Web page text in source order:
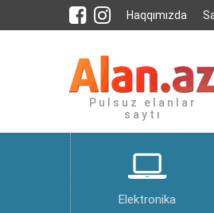
Haqqımızda
Pulsuz elanlar
saytı
Elektronika